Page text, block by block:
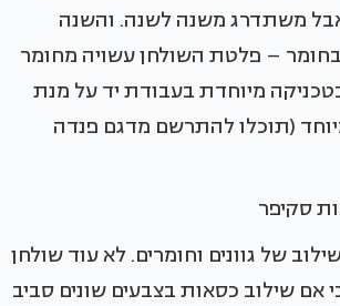
משתדרג משנה לשנה. והשנה
– פלטת השולחן עשויה מחומר
מיוחדת בעבודת יד על מנת
(תוכלו להתרשם מדגם פנדה
סקיפר
של גוונים וחומרים. לא עוד שולחן
אם שילוב כסאות בצבעים שונים סביב